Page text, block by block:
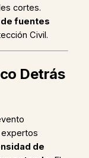
cortes.
fuentes
Civil.
Detrás
de